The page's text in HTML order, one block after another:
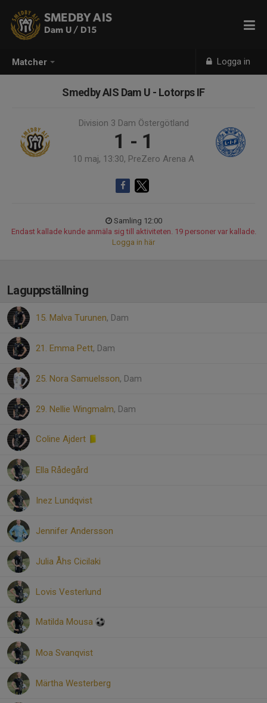
Matcher Logga in
SMEDBY AIS
Dam U / D15
Smedby AIS Dam U - Lotorps IF
Division 3 Dam Östergötland
1 - 1
10 maj, 13:30, PreZero Arena A
Samling 12:00
Endast kallade kunde anmäla sig till aktiviteten. 19 personer var kallade.
Logga in här
Laguppställning
15. Malva Turunen, Dam
21. Emma Pett, Dam
25. Nora Samuelsson, Dam
29. Nellie Wingmalm, Dam
Coline Ajdert
Ella Rådegård
Inez Lundqvist
Jennifer Andersson
Julia Åhs Cicilaki
Lovis Vesterlund
Matilda Mousa
Moa Svanqvist
Märtha Westerberg